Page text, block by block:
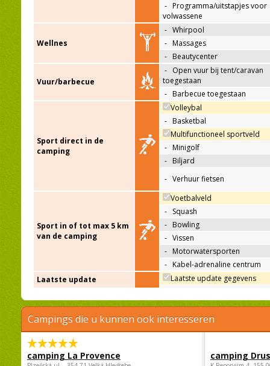
- Programma/uitstapjes voor
volwassene
Wellnes
- Whirpool
- Massages
- Beautycenter
Vuur/barbecue
- Open vuur bij tent/caravan
toegestaan
- Barbecue toegestaan
Sport direct in de
camping
Volleybal
- Basketbal
Multifunctioneel sportveld
- Minigolf
- Biljard
- Verhuur fietsen
Sport in of tot max 5 km
van de camping
Voetbalveld
- Squash
- Bowling
- Vissen
- Motorwatersporten
- Kabel-adrenaline centrum
Laatste update
Laatste update gegevens
Campings die u kunnen ook interesseren
camping La Provence camping